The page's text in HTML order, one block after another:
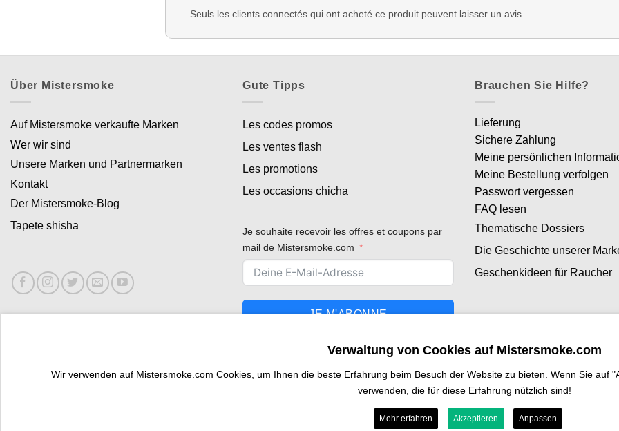
Seuls les clients connectés qui ont acheté ce produit peuvent laisser un avis.
Über Mistersmoke
Auf Mistersmoke verkaufte Marken
Wer wir sind
Unsere Marken und Partnermarken
Kontakt
Der Mistersmoke-Blog
Tapete shisha
Gute Tipps
Les codes promos
Les ventes flash
Les promotions
Les occasions chicha
Je souhaite recevoir les offres et coupons par
mail de Mistersmoke.com
JE M'ABONNE
Brauchen Sie Hilfe?
Lieferung
Sichere Zahlung
Meine persönlichen
Meine Bestellung verfolgen
Passwort vergessen
FAQ lesen
Thematische Dossiers
Die Geschichte unserer
Geschenkideen für Raucher
Verwaltung von Cookies auf Mistersmoke.com
Wir verwenden auf Mistersmoke.com Cookies, um Ihnen die beste Erfahrung beim Besuch der Website zu bieten. Wenn Sie auf
verwenden, die für diese Erfahrung nützlich sind!
Mehr erfahren Akzeptieren Anpassen